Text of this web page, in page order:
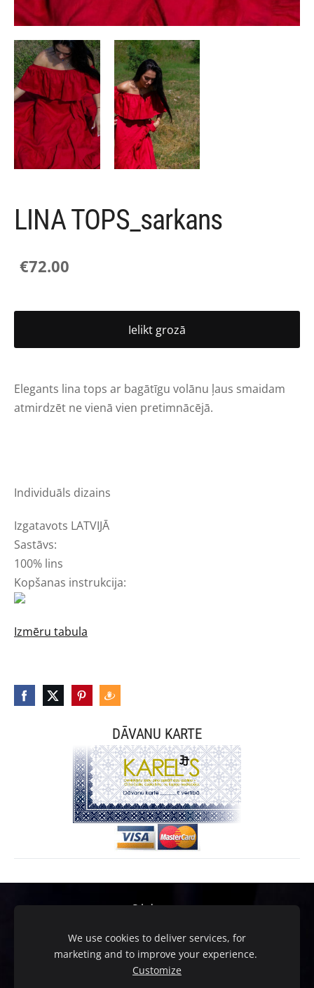
DĀVANU KARTE
LINA TOPS_sarkans
€72.00
Ielikt grozā
Elegants lina tops ar bagātīgu volānu ļaus smaidam
atmirdzēt ne vienā vien pretimnācējā.
Individuāls dizains
Izgatavots LATVIJĀ
Sastāvs:
100% lins
Kopšanas instrukcija:
Izmēru tabula
Sīkdatnes
KAREL"S 2016. Ornamentus un fototgrāfijas aizsargā
autortiesības. Preču zīme Nr.M 72 816. Latvija, Mārupe, Lielā
iela 39-46
We use cookies to deliver services, for
marketing and to improve your experience.
Customize